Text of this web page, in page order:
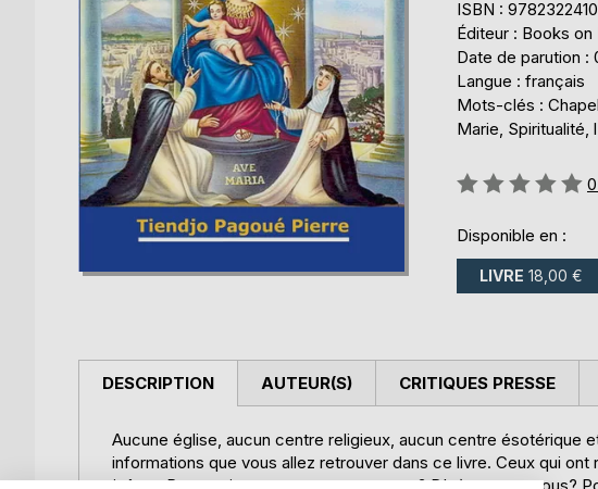
ISBN :
Éditeur : Books on
Date de parution :
Langue : français
Mots-clés :
Marie, Spiritualité,
Évaluation:
0
Disponible en :
LIVRE 18,00 €
DESCRIPTION
Aucune église, aucun centre religieux, aucun centre ésotérique
informations que vous allez retrouver dans ce livre. Ceux qui
AUTEUR(S) CRITIQUES PRESSE